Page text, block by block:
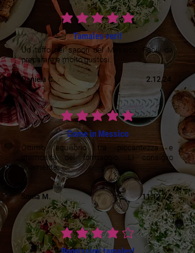
vidējais vērtējums ir 5 no 5
Tamales veri!
Un tuffo nei sapori del Messico. Facili da
preparare e molto gustosi.
Daniela C. 2.12.24.
vidējais vērtējums ir 5 no 5
Come in Messico
Ottimo equilibrio tra piccantezza e
cremosità del formaggio. Li consiglio
vivamente.
Sonia M. 11.12.24.
vidējais vērtējums ir 4 no 5